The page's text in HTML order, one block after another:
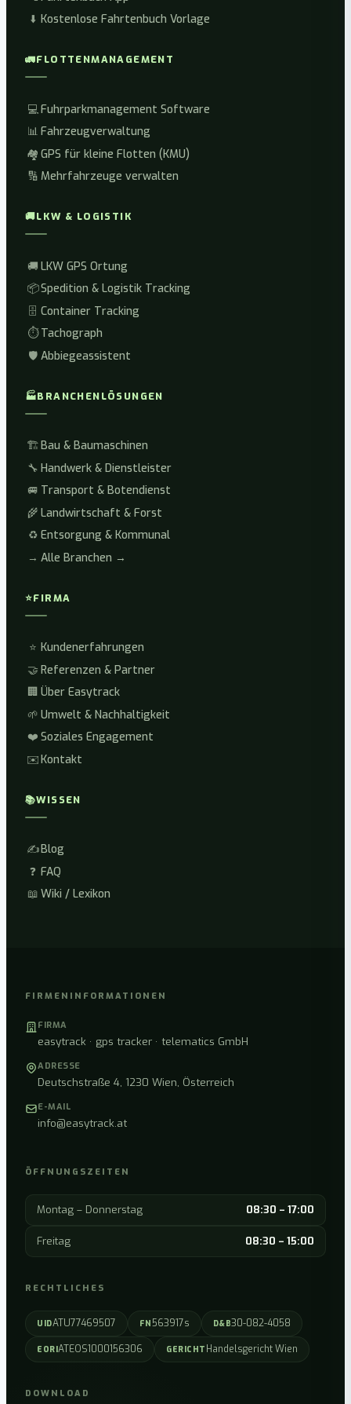
⬇️ Kostenlose Fahrtenbuch Vorlage
🚛FLOTTENMANAGEMENT
💻Fuhrparkmanagement Software
📊 Fahrzeugverwaltung
🏘️ GPS für kleine Flotten (KMU)
🔢 Mehrfahrzeuge verwalten
🚚LKW & LOGISTIK
🚚 LKW GPS Ortung
📦Spedition & Logistik Tracking
🗄️ Container Tracking
⏱️ Tachograph
🛡️ Abbiegeassistent
🏭BRANCHENLÖSUNGEN
🏗️Bau & Baumaschinen
🔧 Handwerk & Dienstleister
🚐 Transport & Botendienst
🌾 Landwirtschaft & Forst
♻️ Entsorgung & Kommunal
→ Alle Branchen →
⭐FIRMA
⭐ Kundenerfahrungen
🤝 Referenzen & Partner
🏢 Über Easytrack
🌱 Umwelt & Nachhaltigkeit
❤️ Soziales Engagement
✉️Kontakt
📚WISSEN
✍️Blog
❓ FAQ
📖 Wiki / Lexikon
FIRMENINFORMATIONEN
FIRMA
easytrack · gps tracker · telematics GmbH
ADRESSE
Deutschstraße 4, 1230 Wien, Österreich
E-MAIL
info@easytrack.at
ÖFFNUNGSZEITEN
Montag – Donnerstag 08:30 – 17:00
Freitag 08:30 – 15:00
RECHTLICHES
UIDATU77469507 FN563917s D&B30-082-4058
EORIATEOS1000156306 GERICHT Handelsgericht Wien
DOWNLOAD